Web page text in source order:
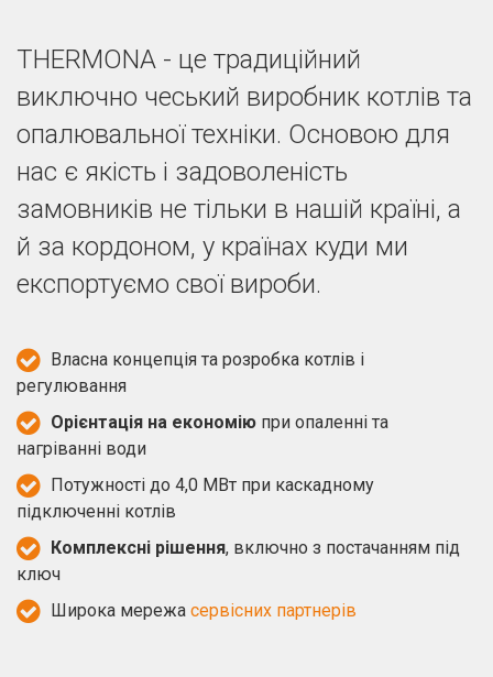
THERMONA - це традиційний
виключно чеський виробник котлів та
опалювальної техніки. Основою для
нас є якість і задоволеність
замовників не тільки в нашій країні, а
й за кордоном, у країнах куди ми
експортуємо свої вироби.
Власна концепція та розробка котлів і
регулювання
Орієнтація на економію при опаленні та
нагріванні води
Потужності до 4,0 МВт при каскадному
підключенні котлів
Комплексні рішення, включно з постачанням під
ключ
Широка мережа сервісних партнерів